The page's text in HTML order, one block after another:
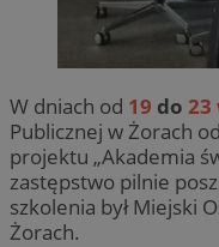
W dniach od 19 do 23
Publicznej w Żorach
projektu „Akademia
zastępstwo pilnie
szkolenia był Miejski
Żorach.